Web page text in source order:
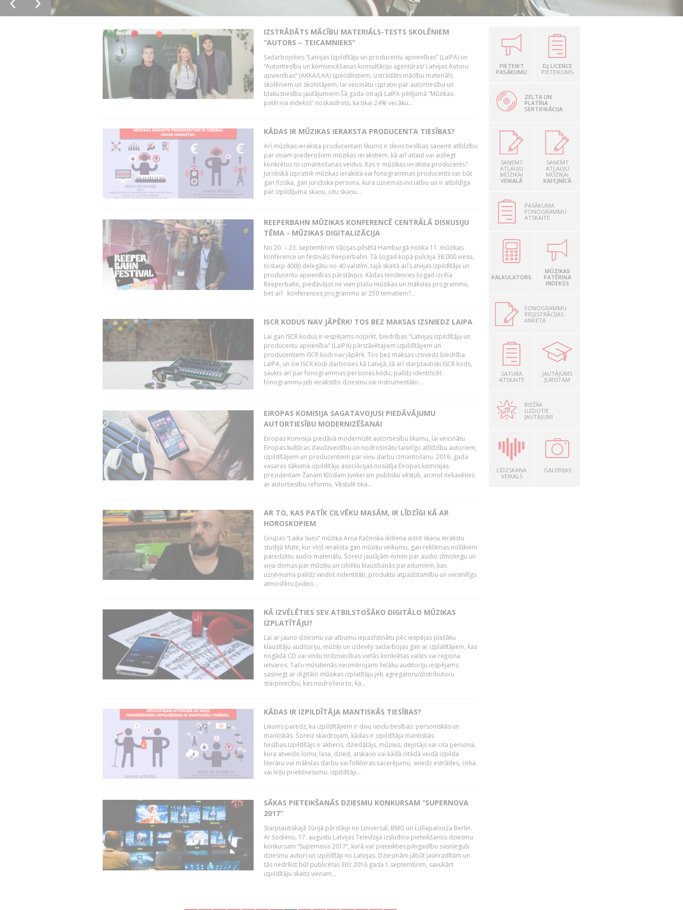
IZSTRĀDĀTS MĀCĪBU MATERIĀLS-TESTS SKOLĒNIEM
“AUTORS – TEICAMNIEKS”
Sadarbojoties “Latvijas Izpildītāju un producentu apvienības” (LaIPA) un
“Autortiesību un komunicēšanas konsultāciju aģentūras/ Latvijas Autoru
apvienības” (AKKA/LAA) speciālistiem, izstrādāts mācību materiāls
skolēniem un skolotājiem, lai veicinātu izpratni par autortiesību un
blakustiesību jautājumiem.Šā gada otrajā LaIPA pētījumā “Mūzikas
patēriņa indekss” noskaidrots, ka tikai 24% vecāku...
KĀDAS IR MŪZIKAS IERAKSTA PRODUCENTA TIESĪBAS?
Arī mūzikas ieraksta producentam likums ir devis tiesības saņemt atlīdzību
par viņam piederošiem mūzikas ierakstiem, kā arī atļaut vai aizliegt
konkrētus to izmantošanas veidus. Kas ir mūzikas ieraksta producents?
Juridiskā izpratnē mūzikas ieraksta vai fonogrammas producents var būt
gan fiziska, gan juridiska persona, kura uzņemas iniciatīvu un ir atbildīga
par izpildījuma skaņu, citu skaņu...
REEPERBAHN MŪZIKAS KONFERENCĒ CENTRĀLĀ DISKUSIJU
TĒMA - MŪZIKAS DIGITALIZĀCIJA
No 20. – 23. septembrim Vācijas pilsētā Hamburgā notika 11. mūzikas
konference un festivāls Reeperbahn. Tā šogad kopā pulcēja 38 000 viesu,
tostarp 4000 delegātu no 40 valstīm, tajā skaitā arī Latvijas Izpildītāju un
producentu apvienības pārstāvjus. Kādas tendences šogad izcēla
Reeperbahn, piedāvājot ne vien plašu mūzikas un mākslas programmu,
bet arī konferences programmu ar 250 tematiem?...
ISCR KODUS NAV JĀPĒRK! TOS BEZ MAKSAS IZSNIEDZ LAIPA
Lai gan ISCR kodus ir iespējams nopirkt, biedrības "Latvijas Izpildītāju un
producentu apvienība" (LaIPA) pārstāvētajiem izpildītājiem un
producentiem ISCR kodi nav jāpērk. Tos bez maksas izsniedz biedrība
LaIPA, un šie ISCR kodi darbosies kā Latvijā, tā arī starptautiski.ISCR kods,
saukts arī par fonogrammas personas kodu, palīdz identificēt
fonogrammu jeb ierakstīto dziesmu vai instrumentālo...
EIROPAS KOMISIJA SAGATAVOJUSI PIEDĀVĀJUMU
AUTORTIESĪBU MODERNIZĒŠANAI
Eiropas Komisija piedāvā modernizēt autortiesību likumu, lai veicinātu
Eiropas kultūras daudzveidību un nodrošinātu taisnīgu atlīdzību autoriem,
izpildītājiem un producentiem par viņu darbu izmantošanu. 2016. gada
vasaras sākumā izpildītāju asociācijas nosūtīja Eiropas komisijas
prezidentam Žanam Klodam Junkeram publisku vēstuli, aicinot nekavēties
ar autortiesību reformu. Vēstulē tika...
AR TO, KAS PATĪK CILVĒKU MASĀM, IR LĪDZĪGI KĀ AR
HOROSKOPIEM
Grupas “Laika Suns” mūziķa Arņa Račinska ikdiena aizrit skaņu ierakstu
studijā Mute, kur viņš ieraksta gan mūziķu veikumu, gan reklāmas nolūkiem
paredzētu audio materiālu. Šoreiz jautājām Arnim par audio zīmolingu un
viņa domas par mūziku un cilvēku klausīšanās paradumiem, kas
uzņēmuma palīdz veidot indentitāti, produktu atpazīstamību un viesmīlīgu
atmosfēru.[video...
KĀ IZVĒLĒTIES SEV ATBILSTOŠĀKO DIGITĀLO MŪZIKAS
IZPLATĪTĀJU?
Lai ar jauno dziesmu vai albumu iepazīstinātu pēc iespējas plašāku
klausītāju auditoriju, mūziķi un izdevēji sadarbojas gan ar izplatītājiem, kas
nogādā CD vai vinilu tirdzniecības vietās konkrētas valsts vai reģiona
ietvaros. Taču mūsdienās neizmērojami lielāku auditoriju iespējams
sasniegt ar digitālo mūzikas izplatītāju jeb agregatoru/distributoru
starpniecību, kas nodrošina to, ka...
KĀDAS IR IZPILDĪTĀJA MANTISKĀS TIESĪBAS?
Likums paredz, ka izpildītājiem ir divu veidu tiesības: personiskās un
mantiskās. Šoreiz skaidrojam, kādas ir izpildītāja mantiskās
tiesības.Izpildītājs ir aktieris, dziedātājs, mūziķis, dejotājs vai cita persona,
kura atveido lomu, lasa, dzied, atskaņo vai kādā citādā veidā izpilda
literāru vai mākslas darbu vai folkloras sacerējumu, sniedz estrādes, cirka
vai leļļu priekšnesumu. Izpildītāji...
SĀKAS PIETEIKŠANĀS DZIESMU KONKURSAM “SUPERNOVA
2017”
Starptautiskajā žūrijā pārstāvji no Universal, BMG un Lollapalooza Berlin.
Ar šodienu, 17. augustu Latvijas Televīzija izsludina pieteikšanos dziesmu
konkursam “Supernova 2017”, kurā var pieteikties pilngadību sasnieguši
dziesmu autori un izpildītāji no Latvijas. Dziesmām jābūt jaunradītām un
tās nedrīkst būt publicētas līdz 2016.gada 1.septembrim, savukārt
izpildītāju skaits vienam...
PIETEIKT
PASĀKUMU
DJ LICENCE
PIETEIKUMS
ZELTA UN
PLATĪNA
SERTIFIKĀCIJA
SAŅEMT
ATĻAUJU
MŪZIKAI
VEIKALĀ
SAŅEMT
ATĻAUJU
MŪZIKAI
KAFEJNĪCĀ
PASĀKUMA
FONOGRAMMU
ATSKAITE
KALKULATORS
MŪZIKAS
PATĒRIŅA
INDEKSS
FONOGRAMMU
REĢISTRĀCIJAS
ANKETA
SATURA
ATSKAITE
JAUTĀJUMS
JURISTAM
BIEŽĀK
UZDOTIE
JAUTĀJUMI
LĪDZSKAŅA
VEIKALS
GALERIJAS